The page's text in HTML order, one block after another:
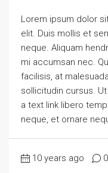
Lorem ipsum dolor
elit. Duis mollis et
neque. Aliquam
mi accumsan nec.
facilisis, at
sollicitudin cursus.
a text link libero
neque, et ornare
10 years ago 0